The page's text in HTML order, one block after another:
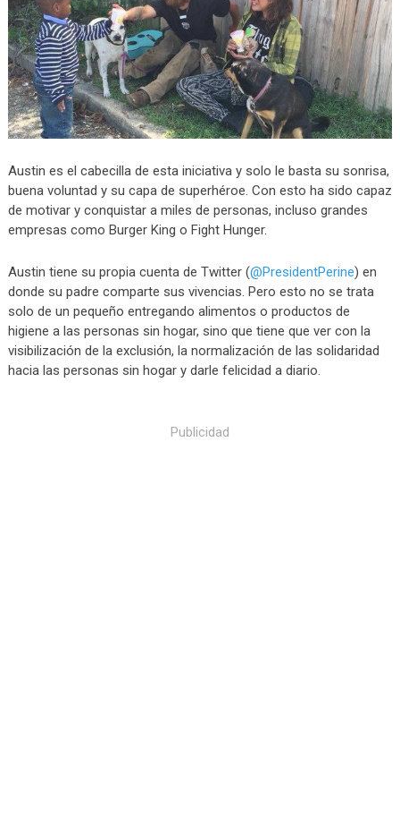
Austin es el cabecilla de esta iniciativa y solo le basta su sonrisa,
buena voluntad y su capa de superhéroe. Con esto ha sido capaz
de motivar y conquistar a miles de personas, incluso grandes
empresas como Burger King o Fight Hunger.
Austin tiene su propia cuenta de Twitter (@PresidentPerine) en
donde su padre comparte sus vivencias. Pero esto no se trata
solo de un pequeño entregando alimentos o productos de
higiene a las personas sin hogar, sino que tiene que ver con la
visibilización de la exclusión, la normalización de las solidaridad
hacia las personas sin hogar y darle felicidad a diario.
Publicidad